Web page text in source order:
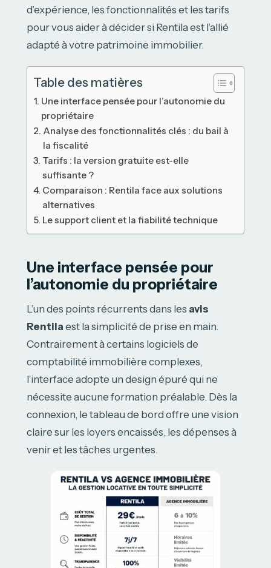
d’expérience, les fonctionnalités et les tarifs
pour vous aider à décider si Rentila est l’allié
adapté à votre patrimoine immobilier.
Table des matières
Une interface pensée pour l’autonomie du
propriétaire
Analyse des fonctionnalités clés : du bail à
la fiscalité
Tarifs : la version gratuite est-elle
suffisante ?
Comparaison : Rentila face aux solutions
alternatives
Le support client et la fiabilité technique
Une interface pensée pour
l’autonomie du propriétaire
L’un des points récurrents dans les avis
Rentila est la simplicité de prise en main.
Contrairement à certains logiciels de
comptabilité immobilière complexes,
l’interface adopte un design épuré qui ne
nécessite aucune formation préalable. Dès la
connexion, le tableau de bord offre une vision
claire sur les loyers encaissés, les dépenses à
venir et les tâches urgentes.